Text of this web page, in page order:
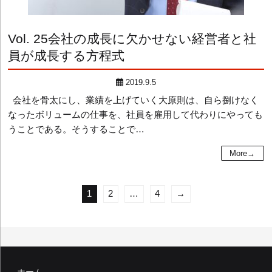
Vol. 25会社の成長に欠かせない経営者と社
員が成長する方程式
2019.9.5
会社を骨太にし、業績を上げていく大原則は、自ら捌けなく
なったボリュームの仕事を、社員を雇用して代わりにやっても
うことである。そうすることで…
More→
ペ
1 2 … 4 →